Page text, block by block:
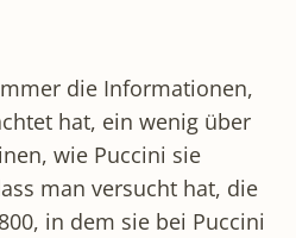
die Informationen,
hat, ein wenig über
wie Puccini sie
man versucht hat, die
in dem sie bei Puccini